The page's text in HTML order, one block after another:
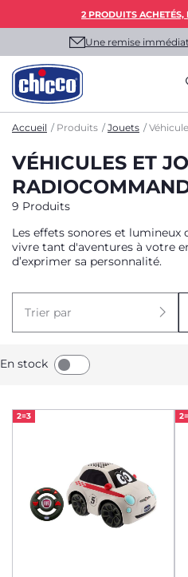
2 PRODUITS
Une remise
Accueil Produits Jouets
VÉHICULES ET
9 Produits
Les effets sonores et lumineux
vivre tant d'aventures à votre
d’exprimer sa personnalité.
Trier par
En stock
2=3